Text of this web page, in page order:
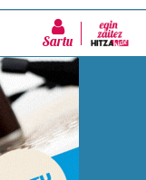
Sartu